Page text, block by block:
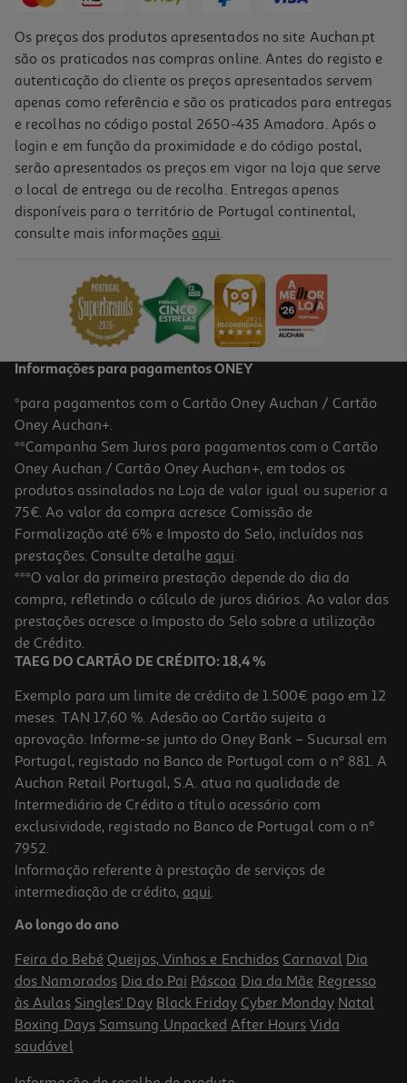
4.4
Auscultadores Sem Fio Jbl T 520 Bt Branco
39,99 €
4.4 (639)
Auscultadores Sem Fio Jbl T 520 Bt Preto
39.99 €/un
39,99 €
Auscultadores Sem Fio Jbl Tune 775nc Preto
69.99 €/un
69,99 €
Os preços dos produtos apresentados no site Auchan.pt
são os praticados nas compras online. Antes do registo e
autenticação do cliente os preços apresentados servem
apenas como referência e são os praticados para entregas
e recolhas no código postal 2650-435 Amadora. Após o
login e em função da proximidade e do código postal,
serão apresentados os preços em vigor na loja que serve
o local de entrega ou de recolha. Entregas apenas
disponíveis para o território de Portugal continental,
consulte mais informações aqui.
Informações para pagamentos ONEY
*para pagamentos com o Cartão Oney Auchan / Cartão
Oney Auchan+.
**Campanha Sem Juros para pagamentos com o Cartão
Oney Auchan / Cartão Oney Auchan+, em todos os
produtos assinalados na Loja de valor igual ou superior a
75€. Ao valor da compra acresce Comissão de
Formalização até 6% e Imposto do Selo, incluídos nas
prestações. Consulte detalhe aqui.
***O valor da primeira prestação depende do dia da
compra, refletindo o cálculo de juros diários. Ao valor das
prestações acresce o Imposto do Selo sobre a utilização
de Crédito.
TAEG DO CARTÃO DE CRÉDITO: 18,4 %
Exemplo para um limite de crédito de 1.500€ pago em 12
meses. TAN 17,60 %. Adesão ao Cartão sujeita a
aprovação. Informe-se junto do Oney Bank – Sucursal em
Portugal, registado no Banco de Portugal com o nº 881. A
Auchan Retail Portugal, S.A. atua na qualidade de
Intermediário de Crédito a título acessório com
exclusividade, registado no Banco de Portugal com o nº
7952.
Informação referente à prestação de serviços de
intermediação de crédito, aqui.
Ao longo do ano
Feira do Bebé Queijos, Vinhos e Enchidos Carnaval Dia
dos Namorados Dia do Pai Páscoa Dia da Mãe Regresso
às Aulas Singles' Day Black Friday Cyber Monday Natal
Boxing Days Samsung Unpacked After Hours Vida
saudável